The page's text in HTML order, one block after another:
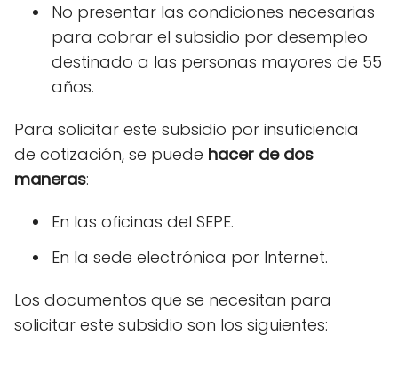
No presentar las condiciones necesarias
para cobrar el subsidio por desempleo
destinado a las personas mayores de 55
años.
Para solicitar este subsidio por insuficiencia
de cotización, se puede hacer de dos
maneras:
En las oficinas del SEPE.
En la sede electrónica por Internet.
Los documentos que se necesitan para
solicitar este subsidio son los siguientes: